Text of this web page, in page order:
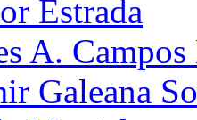
Estrada
A.
Galeana